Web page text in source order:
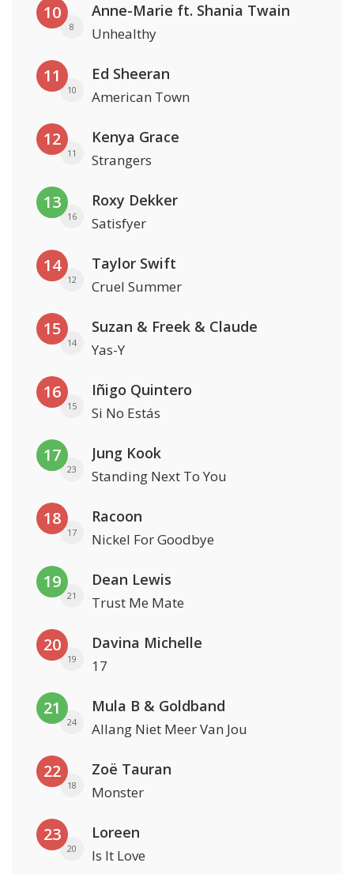
10
8
Anne-Marie ft. Shania Twain
Unhealthy
11
10
Ed Sheeran
American Town
12
11
Kenya Grace
Strangers
13
16
Roxy Dekker
Satisfyer
14
12
Taylor Swift
Cruel Summer
15
14
Suzan & Freek & Claude
Yas-Y
16
15
Iñigo Quintero
Si No Estás
17
23
Jung Kook
Standing Next To You
18
17
Racoon
Nickel For Goodbye
19
21
Dean Lewis
Trust Me Mate
20
19
Davina Michelle
17
21
24
Mula B & Goldband
Allang Niet Meer Van Jou
22
18
Zoë Tauran
Monster
23
20
Loreen
Is It Love